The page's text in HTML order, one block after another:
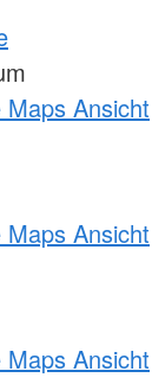
Ansicht
Ansicht
Ansicht